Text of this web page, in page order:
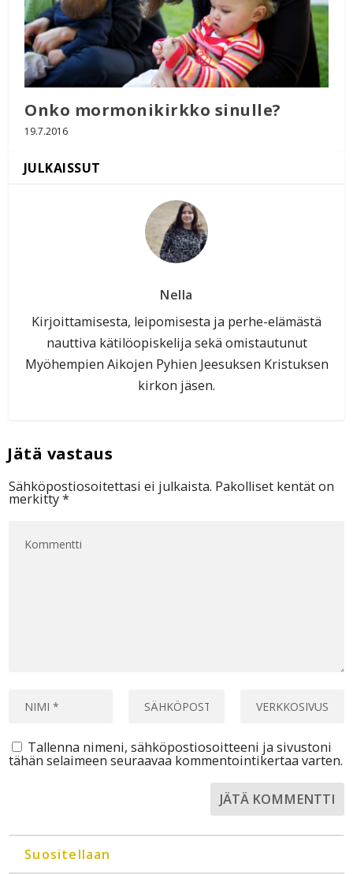
Onko mormonikirkko sinulle?
19.7.2016
Nella
Kirjoittamisesta, leipomisesta ja perhe-elämästä
nauttiva kätilöopiskelija sekä omistautunut
Myöhempien Aikojen Pyhien Jeesuksen Kristuksen
kirkon jäsen.
Sähköpostiosoitettasi ei julkaista. Pakolliset kentät on
merkitty*
Tallenna nimeni, sähköpostiosoitteeni ja sivustoni
tähän selaimeen seuraavaa kommentointikertaa varten.
Suositellaan